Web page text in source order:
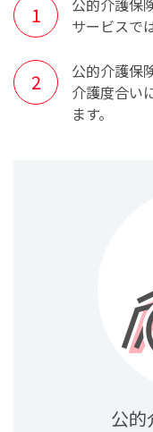
公的介護保
サービスで
公的介護保
介護度合い
ます。
公的